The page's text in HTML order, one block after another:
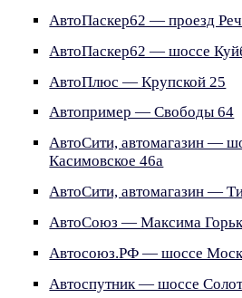
АвтоПаскер62 — проезд
АвтоПаскер62 — шоссе
АвтоПлюс — Крупской 25
Автопример — Свободы 64
АвтоСити, автомагазин —
Касимовское 46а
АвтоСити, автомагазин —
АвтоСоюз — Максима
Автосоюз.РФ — шоссе
Автоспутник — шоссе